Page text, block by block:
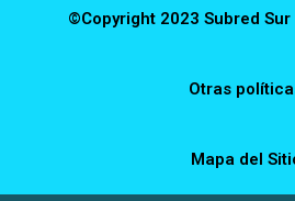
©Copyright 2023 Subred Sur
Otras
Mapa del